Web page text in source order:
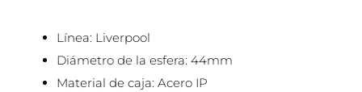
Línea: Liverpool
Diámetro de la esfera: 44mm
Material de caja: Acero IP